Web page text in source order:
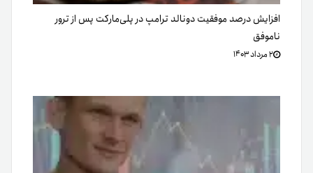
افزایش درصد موفقیت دونالد ترامپ در پلی‌مارکت پس از ترور
ناموفق
۲ مرداد ۱۴۰۳